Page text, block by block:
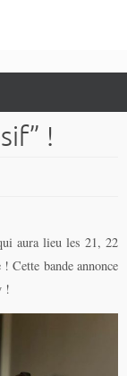
!
aura lieu les 21, 22
Cette bande annonce
!